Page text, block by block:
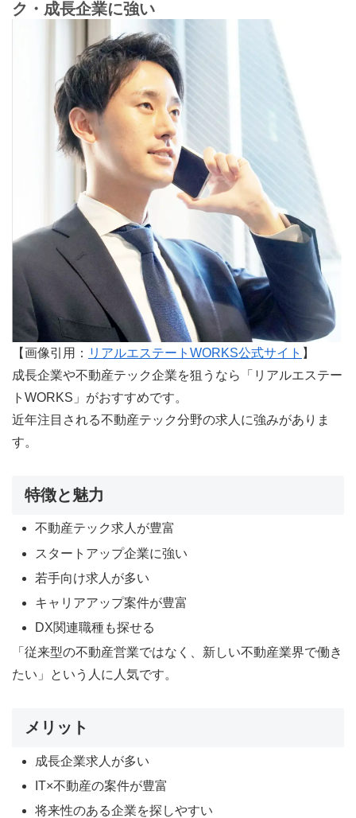
ク・成長企業に強い
【画像引用： リアルエステートWORKS公式サイト 】
成長企業や不動産テック企業を狙うなら「リアルエステー
トWORKS」がおすすめです。
近年注目される不動産テック分野の求人に強みがありま
す。
特徴と魅力
不動産テック求人が豊富
スタートアップ企業に強い
若手向け求人が多い
キャリアアップ案件が豊富
DX関連職種も探せる
「従来型の不動産営業ではなく、新しい不動産業界で働き
たい」という人に人気です。
メリット
成長企業求人が多い
IT×不動産の案件が豊富
将来性のある企業を探しやすい